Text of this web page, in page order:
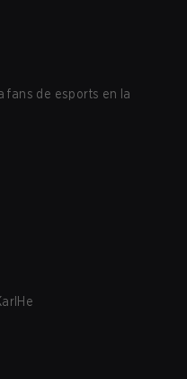
fans de esports en la